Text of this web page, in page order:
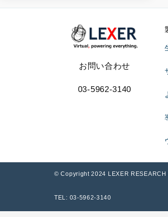
お問い合わせ
03-5962-3140
© Copyright 2024 LEXER RESEARCH
TEL: 03-5962-3140